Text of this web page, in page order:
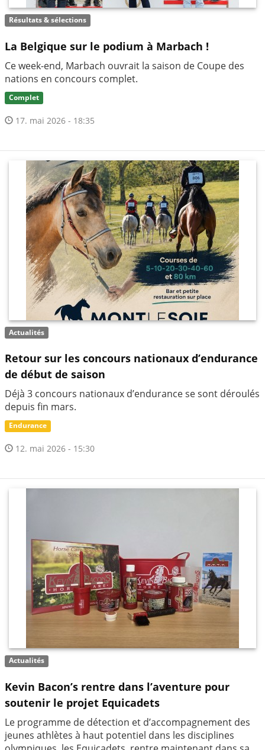
Résultats & sélections
La Belgique sur le podium à Marbach !
Ce week-end, Marbach ouvrait la saison de Coupe des
nations en concours complet.
Complet
17. mai 2026 - 18:35
Actualités
Retour sur les concours nationaux d’endurance
de début de saison
Déjà 3 concours nationaux d’endurance se sont déroulés
depuis fin mars.
Endurance
12. mai 2026 - 15:30
Actualités
Kevin Bacon’s rentre dans l’aventure pour
soutenir le projet Equicadets
Le programme de détection et d’accompagnement des
jeunes athlètes à haut potentiel dans les disciplines